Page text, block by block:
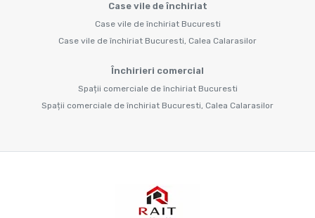
Case vile de închiriat
Case vile de închiriat Bucuresti
Case vile de închiriat Bucuresti, Calea Calarasilor
Închirieri comercial
Spații comerciale de închiriat Bucuresti
Spații comerciale de închiriat Bucuresti, Calea Calarasilor